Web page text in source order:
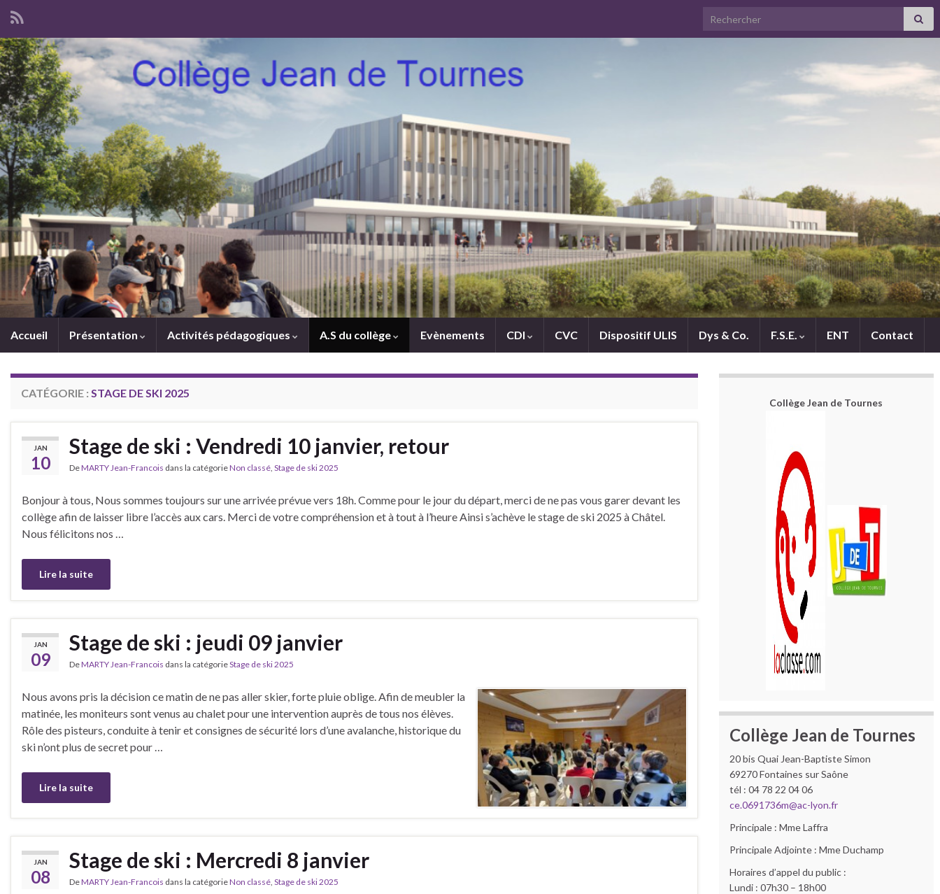
Search for:
Accueil Présentation Activités pédagogiques A.S du collège Evènements CDI CVC Dispositif ULIS Dys & Co. F.S.E. ENT Contact
CATÉGORIE : STAGE DE SKI 2025
JAN
10
Stage de ski : Vendredi 10 janvier, retour
DeMARTY Jean-Francois dans la catégorieNon classé, Stage de ski 2025
Bonjour à tous, Nous sommes toujours sur une arrivée prévue vers 18h. Comme pour le jour du départ, merci de ne pas vous garer devant les
collège afin de laisser libre l’accès aux cars. Merci de votre compréhension et à tout à l’heure Ainsi s’achève le stage de ski 2025 à Châtel.
Nous félicitons nos …
Lire la suite
JAN
09
Stage de ski : jeudi 09 janvier
DeMARTY Jean-Francois dans la catégorieStage de ski 2025
Nous avons pris la décision ce matin de ne pas aller skier, forte pluie oblige. Afin de meubler la
matinée, les moniteurs sont venus au chalet pour une intervention auprès de tous nos élèves.
Rôle des pisteurs, conduite à tenir et consignes de sécurité lors d’une avalanche, historique du
ski n’ont plus de secret pour …
Lire la suite
JAN
08
Stage de ski : Mercredi 8 janvier
DeMARTY Jean-Francois dans la catégorieNon classé Stage de ski 2025
Collège Jean de Tournes
Collège Jean de Tournes
20 bis Quai Jean-Baptiste Simon
69270 Fontaines sur Saône
tél : 04 78 22 04 06
ce.0691736m@ac-lyon.fr
Principale : Mme Laffra
Principale Adjointe : Mme Duchamp
Horaires d’appel du public :
Lundi : 07h30 – 18h00
Panneau de gestion des cookies